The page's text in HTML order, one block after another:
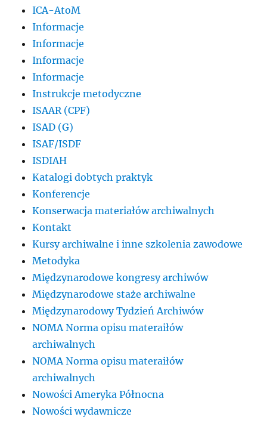
ICA-AtoM
Informacje
Informacje
Informacje
Informacje
Instrukcje metodyczne
ISAAR (CPF)
ISAD (G)
ISAF/ISDF
ISDIAH
Katalogi dobtych praktyk
Konferencje
Konserwacja materiałów archiwalnych
Kontakt
Kursy archiwalne i inne szkolenia zawodowe
Metodyka
Międzynarodowe kongresy archiwów
Międzynarodowe staże archiwalne
Międzynarodowy Tydzień Archiwów
NOMA Norma opisu materaiłów
archiwalnych
NOMA Norma opisu materaiłów
archiwalnych
Nowości Ameryka Północna
Nowości wydawnicze